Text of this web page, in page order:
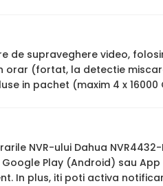
de supraveghere video,
orar (fortat, la detectie
in pachet (maxim 4 x 16000
NVR-ului Dahua
Play (Android) sau
In plus, iti poti activa